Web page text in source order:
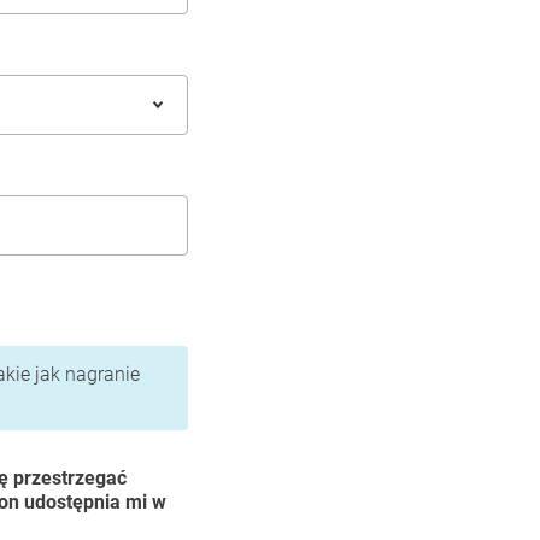
jak nagranie
przestrzegać
udostępnia mi w